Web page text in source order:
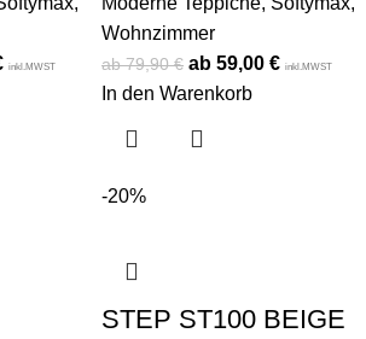
inkl.MWST
Wohnzimmer
79,90€ 59,00 € inkl.MWST
In den Warenkorb
-20%
STEP ST100 BEIGE